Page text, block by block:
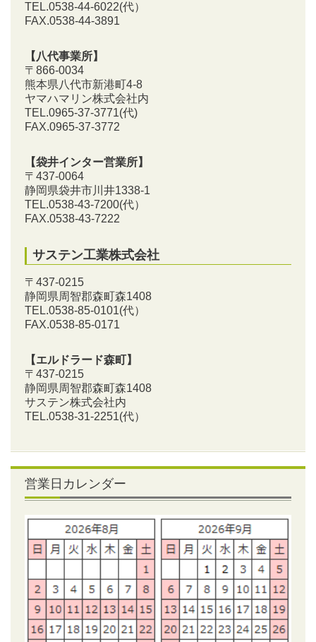
TEL.0538-44-6022(代）
FAX.0538-44-3891
【八代事業所】
〒866-0034
熊本県八代市新港町4-8
ヤマハマリン株式会社内
TEL.0965-37-3771(代)
FAX.0965-37-3772
【袋井インター営業所】
〒437-0064
静岡県袋井市川井1338-1
TEL.0538-43-7200(代）
FAX.0538-43-7222
サステン工業株式会社
〒437-0215
静岡県周智郡森町森1408
TEL.0538-85-0101(代）
FAX.0538-85-0171
【エルドラード森町】
〒437-0215
静岡県周智郡森町森1408
サステン株式会社内
TEL.0538-31-2251(代）
営業日カレンダー